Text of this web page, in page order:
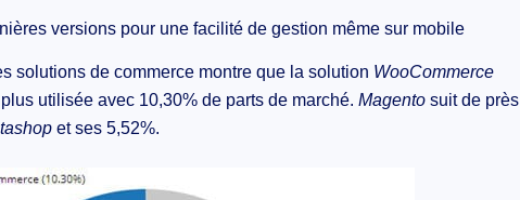
versions pour une facilité de gestion même sur mobile
solutions de commerce montre que la solution WooCommerce
utilisée avec 10,30% de parts de marché. Magento suit de près
et ses 5,52%.